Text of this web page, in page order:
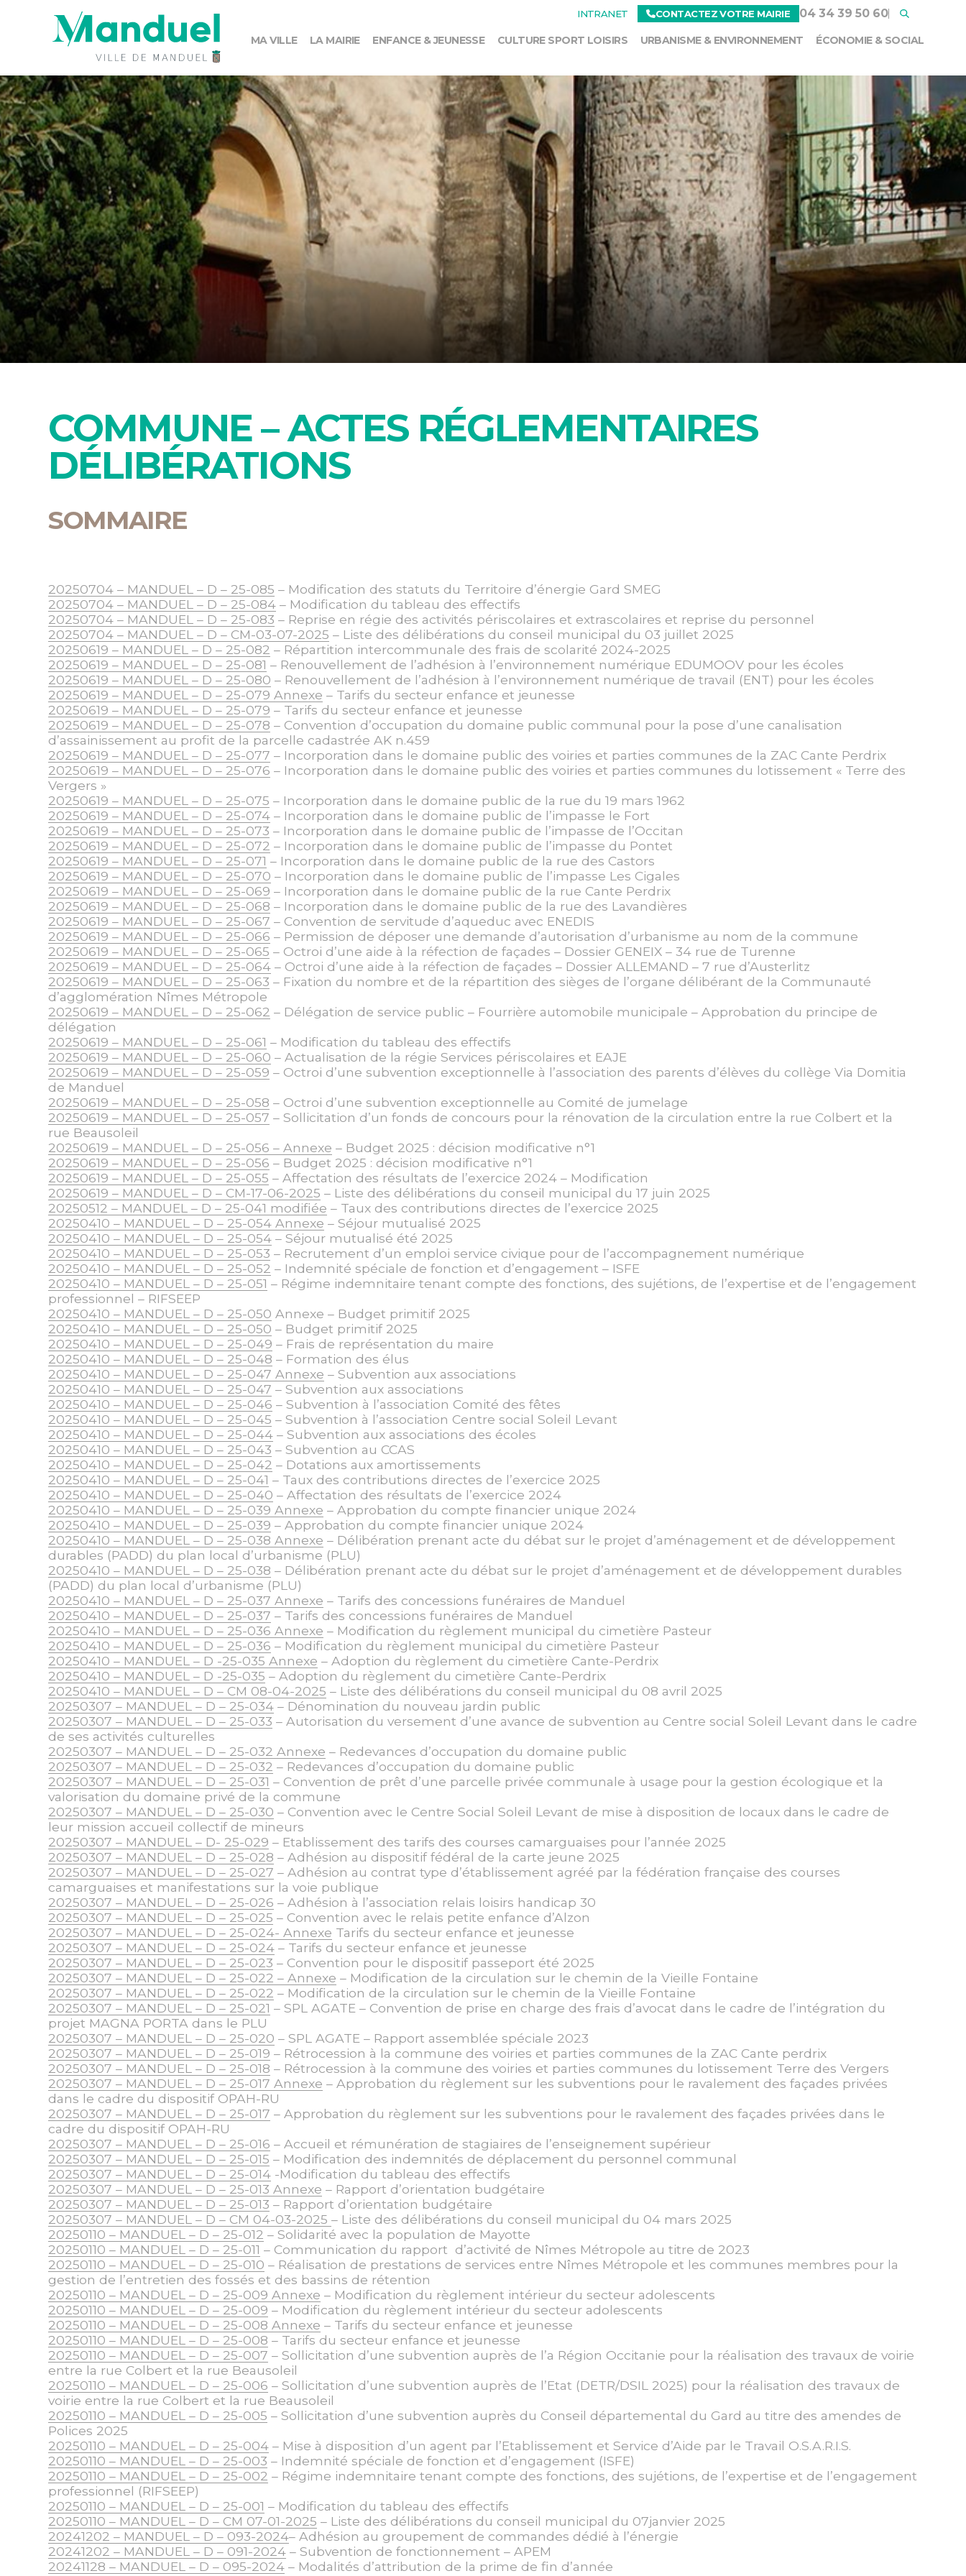
MA VILLE LA MAIRIE ENFANCE & JEUNESSE CULTURE SPORT LOISIRS URBANISME & ENVIRONNEMENT ÉCONOMIE & SOCIAL
INTRANET CONTACTEZ VOTRE MAIRIE 04 34 39 50 60
COMMUNE – ACTES RÉGLEMENTAIRES
DÉLIBÉRATIONS
SOMMAIRE
20250704 – MANDUEL – D – 25-085 – Modification des statuts du Territoire d’énergie Gard SMEG
20250704 – MANDUEL – D – 25-084 – Modification du tableau des effectifs
20250704 – MANDUEL – D – 25-083 – Reprise en régie des activités périscolaires et extrascolaires et reprise du personnel
20250704 – MANDUEL – D – CM-03-07-2025 – Liste des délibérations du conseil municipal du 03 juillet 2025
20250619 – MANDUEL – D – 25-082 – Répartition intercommunale des frais de scolarité 2024-2025
20250619 – MANDUEL – D – 25-081 – Renouvellement de l’adhésion à l’environnement numérique EDUMOOV pour les écoles
20250619 – MANDUEL – D – 25-080 – Renouvellement de l’adhésion à l’environnement numérique de travail (ENT) pour les écoles
20250619 – MANDUEL – D – 25-079 Annexe – Tarifs du secteur enfance et jeunesse
20250619 – MANDUEL – D – 25-079 – Tarifs du secteur enfance et jeunesse
20250619 – MANDUEL – D – 25-078 – Convention d’occupation du domaine public communal pour la pose d’une canalisation
d’assainissement au profit de la parcelle cadastrée AK n.459
20250619 – MANDUEL – D – 25-077 – Incorporation dans le domaine public des voiries et parties communes de la ZAC Cante Perdrix
20250619 – MANDUEL – D – 25-076 – Incorporation dans le domaine public des voiries et parties communes du lotissement « Terre des
Vergers »
20250619 – MANDUEL – D – 25-075 – Incorporation dans le domaine public de la rue du 19 mars 1962
20250619 – MANDUEL – D – 25-074 – Incorporation dans le domaine public de l’impasse le Fort
20250619 – MANDUEL – D – 25-073 – Incorporation dans le domaine public de l’impasse de l’Occitan
20250619 – MANDUEL – D – 25-072 – Incorporation dans le domaine public de l’impasse du Pontet
20250619 – MANDUEL – D – 25-071 – Incorporation dans le domaine public de la rue des Castors
20250619 – MANDUEL – D – 25-070 – Incorporation dans le domaine public de l’impasse Les Cigales
20250619 – MANDUEL – D – 25-069 – Incorporation dans le domaine public de la rue Cante Perdrix
20250619 – MANDUEL – D – 25-068 – Incorporation dans le domaine public de la rue des Lavandières
20250619 – MANDUEL – D – 25-067 – Convention de servitude d’aqueduc avec ENEDIS
20250619 – MANDUEL – D – 25-066 – Permission de déposer une demande d’autorisation d’urbanisme au nom de la commune
20250619 – MANDUEL – D – 25-065 – Octroi d’une aide à la réfection de façades – Dossier GENEIX – 34 rue de Turenne
20250619 – MANDUEL – D – 25-064 – Octroi d’une aide à la réfection de façades – Dossier ALLEMAND – 7 rue d’Austerlitz
20250619 – MANDUEL – D – 25-063 – Fixation du nombre et de la répartition des sièges de l’organe délibérant de la Communauté
d’agglomération Nîmes Métropole
20250619 – MANDUEL – D – 25-062 – Délégation de service public – Fourrière automobile municipale – Approbation du principe de
délégation
20250619 – MANDUEL – D – 25-061 – Modification du tableau des effectifs
20250619 – MANDUEL – D – 25-060 – Actualisation de la régie Services périscolaires et EAJE
20250619 – MANDUEL – D – 25-059 – Octroi d’une subvention exceptionnelle à l’association des parents d’élèves du collège Via Domitia
de Manduel
20250619 – MANDUEL – D – 25-058 – Octroi d’une subvention exceptionnelle au Comité de jumelage
20250619 – MANDUEL – D – 25-057 – Sollicitation d’un fonds de concours pour la rénovation de la circulation entre la rue Colbert et la
rue Beausoleil
20250619 – MANDUEL – D – 25-056 – Annexe – Budget 2025 : décision modificative n°1
20250619 – MANDUEL – D – 25-056 – Budget 2025 : décision modificative n°1
20250619 – MANDUEL – D – 25-055 – Affectation des résultats de l’exercice 2024 – Modification
20250619 – MANDUEL – D – CM-17-06-2025 – Liste des délibérations du conseil municipal du 17 juin 2025
20250512 – MANDUEL – D – 25-041 modifiée – Taux des contributions directes de l’exercice 2025
20250410 – MANDUEL – D – 25-054 Annexe – Séjour mutualisé 2025
20250410 – MANDUEL – D – 25-054 – Séjour mutualisé été 2025
20250410 – MANDUEL – D – 25-053 – Recrutement d’un emploi service civique pour de l’accompagnement numérique
20250410 – MANDUEL – D – 25-052 – Indemnité spéciale de fonction et d’engagement – ISFE
20250410 – MANDUEL – D – 25-051 – Régime indemnitaire tenant compte des fonctions, des sujétions, de l’expertise et de l’engagement
professionnel – RIFSEEP
20250410 – MANDUEL – D – 25-050 Annexe – Budget primitif 2025
20250410 – MANDUEL – D – 25-050 – Budget primitif 2025
20250410 – MANDUEL – D – 25-049 – Frais de représentation du maire
20250410 – MANDUEL – D – 25-048 – Formation des élus
20250410 – MANDUEL – D – 25-047 Annexe – Subvention aux associations
20250410 – MANDUEL – D – 25-047 – Subvention aux associations
20250410 – MANDUEL – D – 25-046 – Subvention à l’association Comité des fêtes
20250410 – MANDUEL – D – 25-045 – Subvention à l’association Centre social Soleil Levant
20250410 – MANDUEL – D – 25-044 – Subvention aux associations des écoles
20250410 – MANDUEL – D – 25-043 – Subvention au CCAS
20250410 – MANDUEL – D – 25-042 – Dotations aux amortissements
20250410 – MANDUEL – D – 25-041 – Taux des contributions directes de l’exercice 2025
20250410 – MANDUEL – D – 25-040 – Affectation des résultats de l’exercice 2024
20250410 – MANDUEL – D – 25-039 Annexe – Approbation du compte financier unique 2024
20250410 – MANDUEL – D – 25-039 – Approbation du compte financier unique 2024
20250410 – MANDUEL – D – 25-038 Annexe – Délibération prenant acte du débat sur le projet d’aménagement et de développement
durables (PADD) du plan local d’urbanisme (PLU)
20250410 – MANDUEL – D – 25-038 – Délibération prenant acte du débat sur le projet d’aménagement et de développement durables
(PADD) du plan local d’urbanisme (PLU)
20250410 – MANDUEL – D – 25-037 Annexe – Tarifs des concessions funéraires de Manduel
20250410 – MANDUEL – D – 25-037 – Tarifs des concessions funéraires de Manduel
20250410 – MANDUEL – D – 25-036 Annexe – Modification du règlement municipal du cimetière Pasteur
20250410 – MANDUEL – D – 25-036 – Modification du règlement municipal du cimetière Pasteur
20250410 – MANDUEL – D -25-035 Annexe – Adoption du règlement du cimetière Cante-Perdrix
20250410 – MANDUEL – D -25-035 – Adoption du règlement du cimetière Cante-Perdrix
20250410 – MANDUEL – D – CM 08-04-2025 – Liste des délibérations du conseil municipal du 08 avril 2025
20250307 – MANDUEL – D – 25-034 – Dénomination du nouveau jardin public
20250307 – MANDUEL – D – 25-033 – Autorisation du versement d’une avance de subvention au Centre social Soleil Levant dans le cadre
de ses activités culturelles
20250307 – MANDUEL – D – 25-032 Annexe – Redevances d’occupation du domaine public
20250307 – MANDUEL – D – 25-032 – Redevances d’occupation du domaine public
20250307 – MANDUEL – D – 25-031 – Convention de prêt d’une parcelle privée communale à usage pour la gestion écologique et la
valorisation du domaine privé de la commune
20250307 – MANDUEL – D – 25-030 – Convention avec le Centre Social Soleil Levant de mise à disposition de locaux dans le cadre de
leur mission accueil collectif de mineurs
20250307 – MANDUEL – D- 25-029 – Etablissement des tarifs des courses camarguaises pour l’année 2025
20250307 – MANDUEL – D – 25-028 – Adhésion au dispositif fédéral de la carte jeune 2025
20250307 – MANDUEL – D – 25-027 – Adhésion au contrat type d’établissement agréé par la fédération française des courses
camarguaises et manifestations sur la voie publique
20250307 – MANDUEL – D – 25-026 – Adhésion à l’association relais loisirs handicap 30
20250307 – MANDUEL – D – 25-025 – Convention avec le relais petite enfance d’Alzon
20250307 – MANDUEL – D – 25-024- Annexe Tarifs du secteur enfance et jeunesse
20250307 – MANDUEL – D – 25-024 – Tarifs du secteur enfance et jeunesse
20250307 – MANDUEL – D – 25-023 – Convention pour le dispositif passeport été 2025
20250307 – MANDUEL – D – 25-022 – Annexe – Modification de la circulation sur le chemin de la Vieille Fontaine
20250307 – MANDUEL – D – 25-022 – Modification de la circulation sur le chemin de la Vieille Fontaine
20250307 – MANDUEL – D – 25-021 – SPL AGATE – Convention de prise en charge des frais d’avocat dans le cadre de l’intégration du
projet MAGNA PORTA dans le PLU
20250307 – MANDUEL – D – 25-020 – SPL AGATE – Rapport assemblée spéciale 2023
20250307 – MANDUEL – D – 25-019 – Rétrocession à la commune des voiries et parties communes de la ZAC Cante perdrix
20250307 – MANDUEL – D – 25-018 – Rétrocession à la commune des voiries et parties communes du lotissement Terre des Vergers
20250307 – MANDUEL – D – 25-017 Annexe – Approbation du règlement sur les subventions pour le ravalement des façades privées
dans le cadre du dispositif OPAH-RU
20250307 – MANDUEL – D – 25-017 – Approbation du règlement sur les subventions pour le ravalement des façades privées dans le
cadre du dispositif OPAH-RU
20250307 – MANDUEL – D – 25-016 – Accueil et rémunération de stagiaires de l’enseignement supérieur
20250307 – MANDUEL – D – 25-015 – Modification des indemnités de déplacement du personnel communal
20250307 – MANDUEL – D – 25-014 -Modification du tableau des effectifs
20250307 – MANDUEL – D – 25-013 Annexe – Rapport d’orientation budgétaire
20250307 – MANDUEL – D – 25-013 – Rapport d’orientation budgétaire
20250307 – MANDUEL – D – CM 04-03-2025– Liste des délibérations du conseil municipal du 04 mars 2025
20250110 – MANDUEL – D – 25-012 – Solidarité avec la population de Mayotte
20250110 – MANDUEL – D – 25-011 – Communication du rapport d’activité de Nîmes Métropole au titre de 2023
20250110 – MANDUEL – D – 25-010 – Réalisation de prestations de services entre Nîmes Métropole et les communes membres pour la
gestion de l’entretien des fossés et des bassins de rétention
20250110 – MANDUEL – D – 25-009 Annexe – Modification du règlement intérieur du secteur adolescents
20250110 – MANDUEL – D – 25-009 – Modification du règlement intérieur du secteur adolescents
20250110 – MANDUEL – D – 25-008 Annexe – Tarifs du secteur enfance et jeunesse
20250110 – MANDUEL – D – 25-008 – Tarifs du secteur enfance et jeunesse
20250110 – MANDUEL – D – 25-007 – Sollicitation d’une subvention auprès de l’a Région Occitanie pour la réalisation des travaux de voirie
entre la rue Colbert et la rue Beausoleil
20250110 – MANDUEL – D – 25-006 – Sollicitation d’une subvention auprès de l’Etat (DETR/DSIL 2025) pour la réalisation des travaux de
voirie entre la rue Colbert et la rue Beausoleil
20250110 – MANDUEL – D – 25-005 – Sollicitation d’une subvention auprès du Conseil départemental du Gard au titre des amendes de
Polices 2025
20250110 – MANDUEL – D – 25-004 – Mise à disposition d’un agent par l’Etablissement et Service d’Aide par le Travail O.S.A.R.I.S.
20250110 – MANDUEL – D – 25-003 – Indemnité spéciale de fonction et d’engagement (ISFE)
20250110 – MANDUEL – D – 25-002 – Régime indemnitaire tenant compte des fonctions, des sujétions, de l’expertise et de l’engagement
professionnel (RIFSEEP)
20250110 – MANDUEL – D – 25-001 – Modification du tableau des effectifs
20250110 – MANDUEL – D – CM 07-01-2025 – Liste des délibérations du conseil municipal du 07janvier 2025
20241202 – MANDUEL – D – 093-2024– Adhésion au groupement de commandes dédié à l’énergie
20241202 – MANDUEL – D – 091-2024 – Subvention de fonctionnement – APEM
20241128 – MANDUEL – D – 095-2024 – Modalités d’attribution de la prime de fin d’année